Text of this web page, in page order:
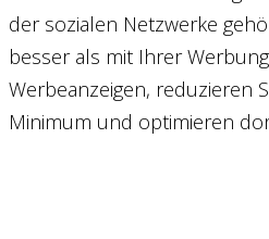
der sozialen Netzwerke
besser als mit Ihrer
Werbeanzeigen, reduzieren
Minimum und optimieren